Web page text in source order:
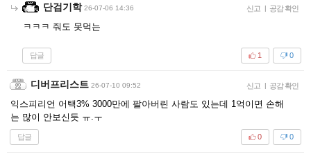
단검기학 26-07-06 14:36 신고 | 공감 확인
ㅋㅋㅋ 줘도 못먹는
답글 0
1
디버프리스트 26-07-10 09:52 신고 | 공감 확인
익스피리언 어택3% 3000만에 팔아버린 사람도 있는데 1억이면 손해
는 많이 안보신듯 ㅠ.ㅜ
답글 0
0